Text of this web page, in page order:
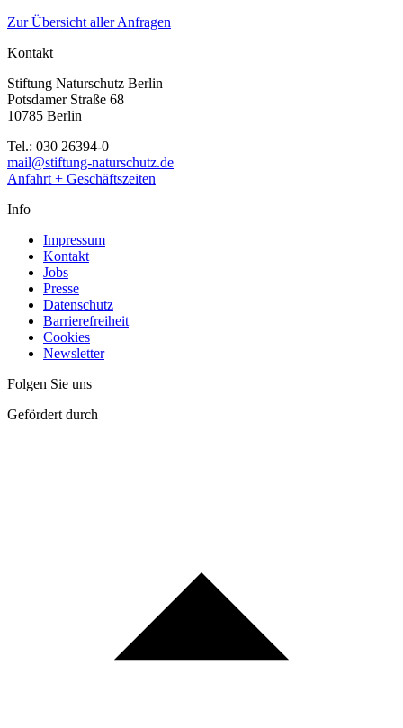
Zur Übersicht aller Anfragen
Kontakt
Stiftung Naturschutz Berlin
Potsdamer Straße 68
10785 Berlin
Tel.: 030 26394-0
mail@stiftung-naturschutz.de
Anfahrt + Geschäftszeiten
Info
Impressum
Kontakt
Jobs
Presse
Datenschutz
Barrierefreiheit
Cookies
Newsletter
Folgen Sie uns
Gefördert durch